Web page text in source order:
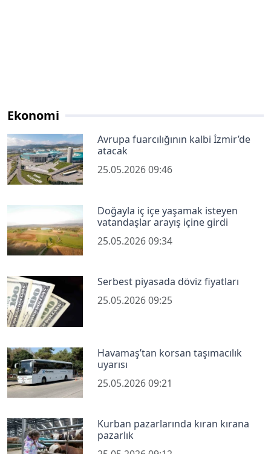
Ekonomi
Avrupa fuarcılığının kalbi İzmir’de
atacak
25.05.2026 09:46
Doğayla iç içe yaşamak isteyen
vatandaşlar arayış içine girdi
25.05.2026 09:34
Serbest piyasada döviz fiyatları
25.05.2026 09:25
Havamaş’tan korsan taşımacılık
uyarısı
25.05.2026 09:21
Kurban pazarlarında kıran kırana
pazarlık